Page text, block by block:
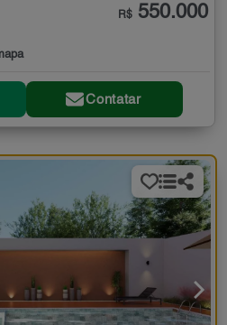
R$ 550.000
Contatar